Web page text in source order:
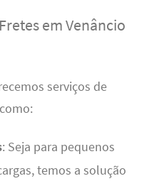
em Venâncio
serviços de
: Seja para pequenos
temos a solução